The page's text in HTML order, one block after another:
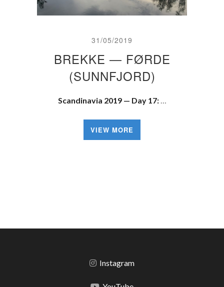
31/05/2019
BREKKE — FØRDE
(SUNNFJORD)
Scandinavia 2019 — Day 17:…
VIEW MORE
Instagram